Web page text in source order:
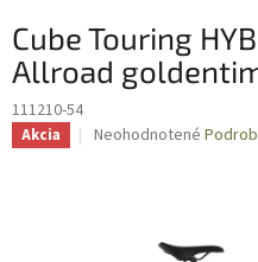
Cube Touring
Allroad
111210-54
Akcia
Priemerné
Neohodnotené